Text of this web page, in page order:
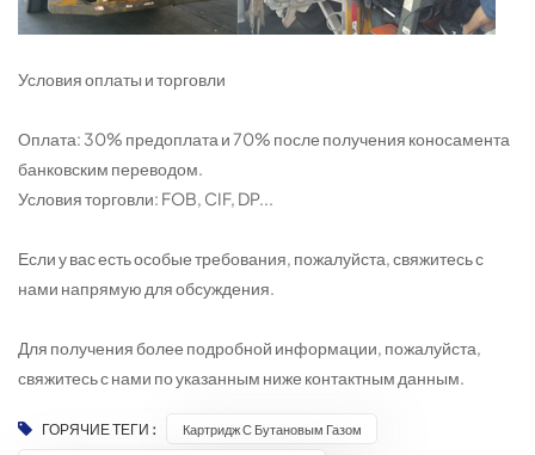
Условия оплаты и торговли
Оплата: 30% предоплата и 70% после получения коносамента
банковским переводом.
Условия торговли: FOB, CIF, DP...
Если у вас есть особые требования, пожалуйста, свяжитесь с
нами напрямую для обсуждения.
Для получения более подробной информации, пожалуйста,
свяжитесь с нами по указанным ниже контактным данным.
ГОРЯЧИЕ ТЕГИ : Картридж С Бутановым Газом